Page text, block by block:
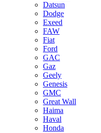
Datsun
Dodge
Exeed
FAW
Fiat
Ford
GAC
Gaz
Geely
Genesis
GMC
Great Wall
Haima
Haval
Honda